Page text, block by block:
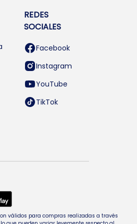
REDES
SOCIALES
Facebook
Instagram
YouTube
TikTok
válidos para compras realizadas a través